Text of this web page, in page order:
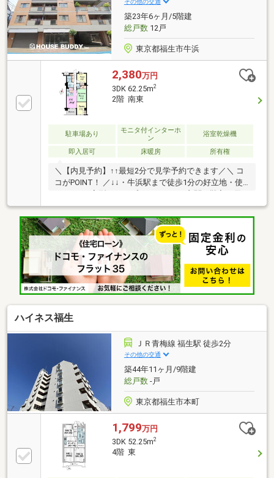
築23年6ヶ月/5階建
総戸数12戸
東京都福生市牛浜
2,380万円
3DK 62.25m2
2階 南東
駐車場あり
モニタ付インターホ
ン
浴室乾燥機
即入居可 床暖房 所有権
＼【内見予約】↑↑最短2分で見学予約できます／＼ コ
コがPOINT！ ／↓↓・牛浜駅まで徒歩1分の好立地・使
井までの収納スペース確保・床暖房完備・ペット飼育
可・室内綺麗にお使いです・空室のため、いつでも内
見できます≫≫住宅ローン・税金控除など事前に知っ
ておきたいポイントの説明もお任せください
【LOCATION】・オザムバリュー牛浜店…徒歩約2分・
ヤオコー福生牛浜店…徒歩約5分・市立福生第三小学
校…徒歩約4分・市立福生第一中学校…徒歩約6分さらに
詳しい写真は公式HP限定公開中→「ハウスバディ 昭
ハイネス福生
ＪＲ青梅線 福生駅 徒歩2分
その他の交通
築44年11ヶ月/9階建
総戸数-戸
東京都福生市本町
1,799万円
3DK 52.25m2
4階 東